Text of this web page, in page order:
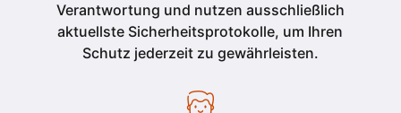
Verantwortung und nutzen ausschließlich
aktuellste Sicherheitsprotokolle, um Ihren
Schutz jederzeit zu gewährleisten.